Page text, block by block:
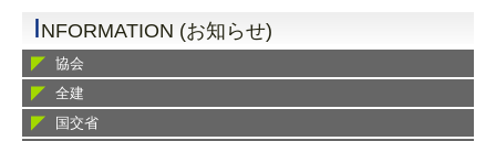
INFORMATION (お知らせ)
協会
全建
国交省